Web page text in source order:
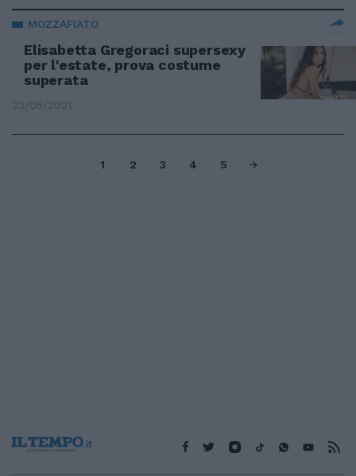
MOZZAFIATO
Elisabetta Gregoraci supersexy
per l'estate, prova costume
superata
23/05/2021
1 2 3 4 5